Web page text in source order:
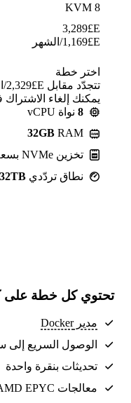
KVM 8
E£
3,289
E£
1,169/الشهر
اختر خطة
يمكنك إلغاء
8 نواة vCPU
32GB RAM
تخزين NVMe بسعة
نطاق تردّدي 32TB
تحتوي كل خطة على
مدير Docker
الوصول السريع إلى
تحديثات بنقرة واحدة
معالجات AMD EPYC